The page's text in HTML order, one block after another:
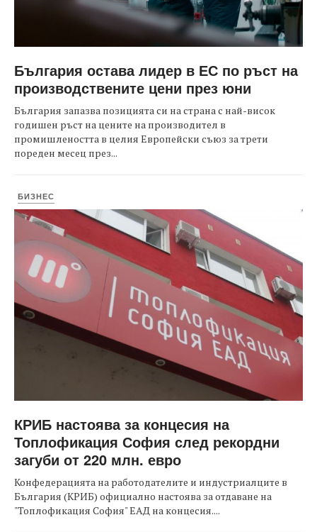
България остава лидер в ЕС по ръст на
производствените цени през юни
България запазва позицията си на страна с най-висок
годишен ръст на цените на производител в
промишлеността в целия Европейски съюз за трети
пореден месец през...
БИЗНЕС
КРИБ настоява за концесия на
Топлофикация София след рекордни
загуби от 220 млн. евро
Конфедерацията на работодателите и индустриалците в
България (КРИБ) официално настоява за отдаване на
"Топлофикация София" ЕАД на концесия....